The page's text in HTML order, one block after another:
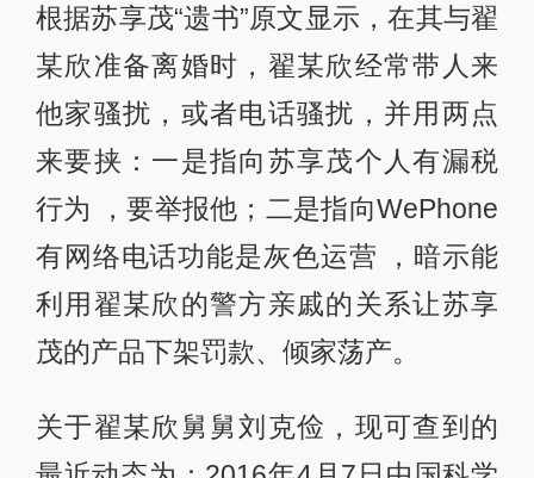
根据苏享茂“遗书”原文显示，在其与翟
某欣准备离婚时，翟某欣经常带人来
他家骚扰，或者电话骚扰，并用两点
来要挟：一是指向苏享茂个人有漏税
行为 ，要举报他；二是指向WePhone
有网络电话功能是灰色运营 ，暗示能
利用翟某欣的警方亲戚的关系让苏享
茂的产品下架罚款、倾家荡产。
关于翟某欣舅舅刘克俭，现可查到的